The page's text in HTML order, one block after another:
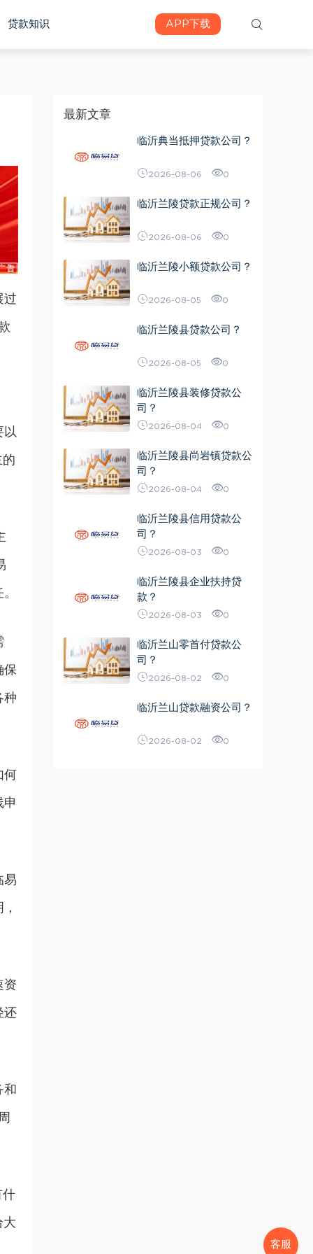
贷款知识 APP下载
过
以
的
保
种
何
申
易
资
还
和
什
大
最新文章
临沂典当抵押贷款公司？
2026-08-06 0
临沂兰陵贷款正规公司？
2026-08-06 0
临沂兰陵小额贷款公司？
2026-08-05 0
临沂兰陵县贷款公司？
2026-08-05 0
临沂兰陵县装修贷款公
司？
2026-08-04 0
临沂兰陵县尚岩镇贷款公
司？
2026-08-04 0
临沂兰陵县信用贷款公
司？
2026-08-03 0
临沂兰陵县企业扶持贷
款？
2026-08-03 0
临沂兰山零首付贷款公
司？
2026-08-02 0
临沂兰山贷款融资公司？
2026-08-02 0
客服